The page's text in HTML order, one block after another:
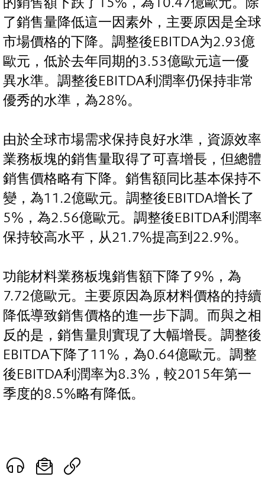
了銷售量降低這一因素外，主要原因是全球
市場價格的下降。調整後EBITDA为2.93億
歐元，低於去年同期的3.53億歐元這一優
異水準。調整後EBITDA利潤率仍保持非常
優秀的水準，為28%。
由於全球市場需求保持良好水準，資源效率
業務板塊的銷售量取得了可喜增長，但總體
銷售價格略有下降。銷售額同比基本保持不
變，為11.2億歐元。調整後EBITDA增长了
5%，為2.56億歐元。調整後EBITDA利潤率
保持较高水平，从21.7%提高到22.9%。
功能材料業務板塊銷售額下降了9%，為
7.72億歐元。主要原因為原材料價格的持續
降低導致銷售價格的進一步下調。而與之相
反的是，銷售量則實現了大幅增長。調整後
EBITDA下降了11%，為0.64億歐元。調整
後EBITDA利潤率为8.3%，較2015年第一
季度的8.5%略有降低。